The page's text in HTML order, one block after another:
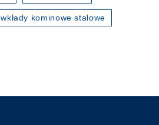
wkłady kominowe stalowe